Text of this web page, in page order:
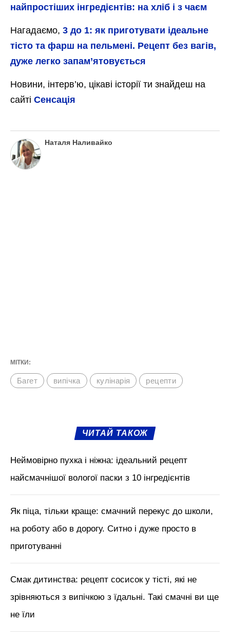
найпростіших інгредієнтів: на хліб і з чаєм
Нагадаємо, 3 до 1: як приготувати ідеальне
тісто та фарш на пельмені. Рецепт без вагів,
дуже легко запам’ятовується
Новини, інтерв’ю, цікаві історії ти знайдеш на
сайті Сенсація
Наталя Наливайко
МІТКИ:
Багет випічка кулінарія рецепти
ЧИТАЙ ТАКОЖ
Неймовірно пухка і ніжна: ідеальний рецепт
найсмачнішої вологої паски з 10 інгредієнтів
Як піца, тільки краще: смачний перекус до школи,
на роботу або в дорогу. Ситно і дуже просто в
приготуванні
Смак дитинства: рецепт сосисок у тісті, які не
зрівняються з випічкою з їдальні. Такі смачні ви ще
не їли